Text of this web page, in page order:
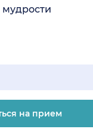
мудрости
на прием